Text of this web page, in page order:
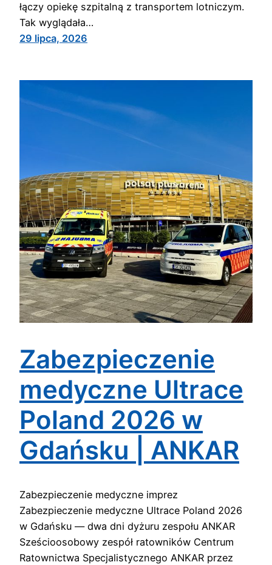
łączy opiekę szpitalną z transportem lotniczym.
Tak wyglądała…
29 lipca, 2026
Zabezpieczenie
medyczne Ultrace
Poland 2026 w
Gdańsku | ANKAR
Zabezpieczenie medyczne imprez
Zabezpieczenie medyczne Ultrace Poland 2026
w Gdańsku — dwa dni dyżuru zespołu ANKAR
Sześcioosobowy zespół ratowników Centrum
Ratownictwa Specjalistycznego ANKAR przez